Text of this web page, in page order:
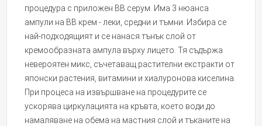
процедура с приложен BB серум. Има 3 нюанса
ампули на BB крем - леки, средни и тъмни. Избира се
най-подходящият и се нанася тънък слой от
кремообразната ампула върху лицето. Тя съдържа
невероятен микс, съчетаващ растителни екстракти от
японски растения, витамини и хиалуронова киселина.
При процеса на извършване на процедурите се
ускорява циркулацията на кръвта, което води до
намаляване на обема на мастния слой и тъканите на